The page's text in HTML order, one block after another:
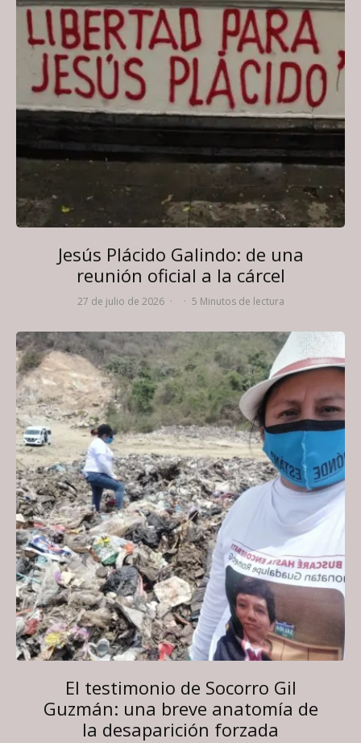
Jesús Plácido Galindo: de una
reunión oficial a la cárcel
27 de julio de 2026 · · 5 Minutos de lectura
El testimonio de Socorro Gil
Guzmán: una breve anatomía de
la desaparición forzada